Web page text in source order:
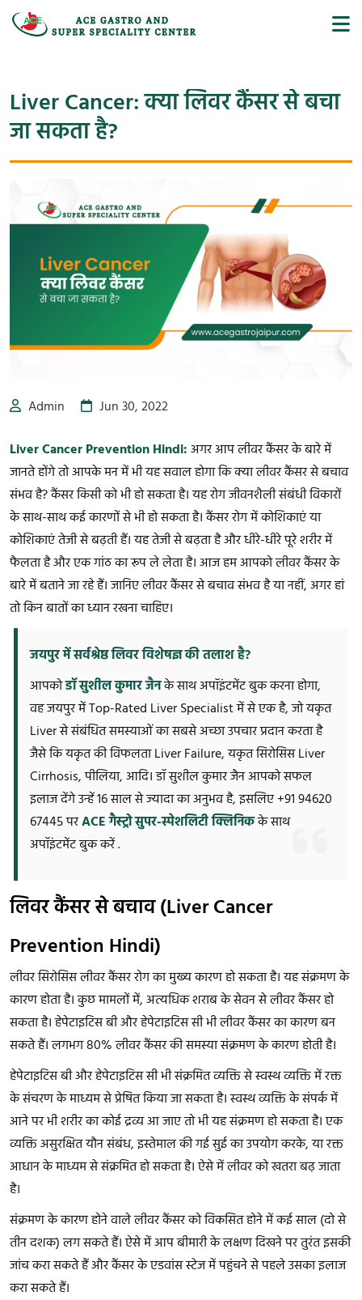
Liver Cancer: क्या लिवर कैंसर से बचा
जा सकता है?
Admin Jun 30, 2022
Liver Cancer Prevention Hindi:अगर आप लीवर कैंसर के बारे में
जानते होंगे तो आपके मन में भी यह सवाल होगा कि क्या लीवर कैंसर से बचाव
संभव है? कैंसर किसी को भी हो सकता है। यह रोग जीवनशैली संबंधी विकारों
के साथ-साथ कई कारणों से भी हो सकता है। कैंसर रोग में कोशिकाएं या
कोशिकाएं तेजी से बढ़ती हैं। यह तेजी से बढ़ता है और धीरे-धीरे पूरे शरीर में
फैलता है और एक गांठ का रूप ले लेता है। आज हम आपको लीवर कैंसर के
बारे में बताने जा रहे हैं। जानिए लीवर कैंसर से बचाव संभव है या नहीं, अगर हां
तो किन बातों का ध्यान रखना चाहिए।
जयपुर में सर्वश्रेष्ठ लिवर विशेषज्ञ की तलाश है?
आपकोडॉ सुशील कुमार जैनके साथ अपॉइंटमेंट बुक करना होगा,
वह जयपुर में Top-Rated Liver Specialist में से एक है, जो यकृत
Liver से संबंधित समस्याओं का सबसे अच्छा उपचार प्रदान करता है
जैसे कि यकृत की विफलता Liver Failure, यकृत सिरोसिस Liver
Cirrhosis, पीलिया, आदि। डॉ सुशील कुमार जैन आपको सफल
इलाज देंगे उन्हें 16 साल से ज्यादा का अनुभव है, इसलिए +91 94620
67445 परACE गैस्ट्रो सुपर-स्पेशलिटी क्लिनिकके साथ
अपॉइंटमेंट बुक करें .
लिवर कैंसर से बचाव (Liver Cancer
Prevention Hindi)
लीवर सिरोसिस लीवर कैंसर रोग का मुख्य कारण हो सकता है। यह संक्रमण के
कारण होता है। कुछ मामलों में, अत्यधिक शराब के सेवन से लीवर कैंसर हो
सकता है। हेपेटाइटिस बी और हेपेटाइटिस सी भी लीवर कैंसर का कारण बन
सकते हैं। लगभग 80% लीवर कैंसर की समस्या संक्रमण के कारण होती है।
हेपेटाइटिस बी और हेपेटाइटिस सी भी संक्रमित व्यक्ति से स्वस्थ व्यक्ति में रक्त
के संचरण के माध्यम से प्रेषित किया जा सकता है। स्वस्थ व्यक्ति के संपर्क में
आने पर भी शरीर का कोई द्रव्य आ जाए तो भी यह संक्रमण हो सकता है। एक
व्यक्ति असुरक्षित यौन संबंध, इस्तेमाल की गई सुई का उपयोग करके, या रक्त
आधान के माध्यम से संक्रमित हो सकता है। ऐसे में लीवर को खतरा बढ़ जाता
है।
संक्रमण के कारण होने वाले लीवर कैंसर को विकसित होने में कई साल (दो से
तीन दशक) लग सकते हैं। ऐसे में आप बीमारी के लक्षण दिखने पर तुरंत इसकी
जांच करा सकते हैं और कैंसर के एडवांस स्टेज में पहुंचने से पहले उसका इलाज
करा सकते हैं।